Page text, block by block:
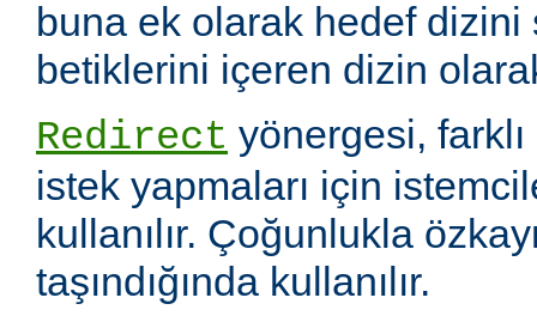
buna ek olarak hedef dizini
betiklerini içeren dizin
Redirect yönergesi,
istek yapmaları için
kullanılır. Çoğunlukla
taşındığında kullanılır.